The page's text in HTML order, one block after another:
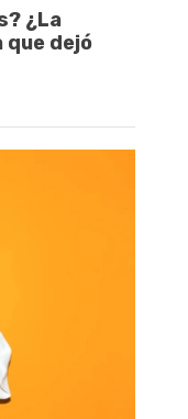
¿La
que dejó